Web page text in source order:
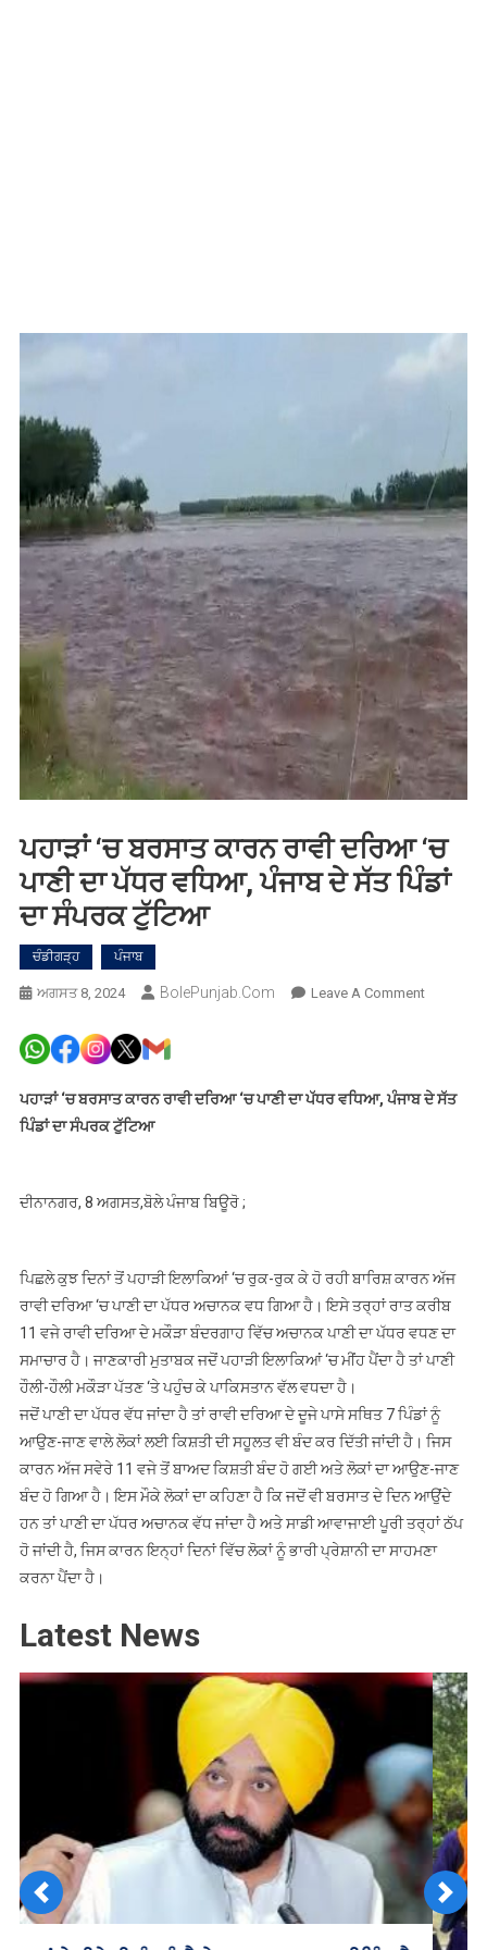
ਪਹਾੜਾਂ ‘ਚ ਬਰਸਾਤ ਕਾਰਨ ਰਾਵੀ ਦਰਿਆ ‘ਚ
ਪਾਣੀ ਦਾ ਪੱਧਰ ਵਧਿਆ, ਪੰਜਾਬ ਦੇ ਸੱਤ ਪਿੰਡਾਂ
ਦਾ ਸੰਪਰਕ ਟੁੱਟਿਆ
ਚੰਡੀਗੜ੍ਹ ਪੰਜਾਬ
ਅਗਸਤ 8, 2024 BolePunjab.com Leave A CommentOn
ਕਾਰਨ
ਵਧਿਆ,
ਸੱਤ
ਪਿੰਡਾਂ
ਸੰਪਰਕ
ਟੁੱਟਿਆ
ਪਹਾੜਾਂ ‘ਚ ਬਰਸਾਤ ਕਾਰਨ ਰਾਵੀ ਦਰਿਆ ‘ਚ ਪਾਣੀ ਦਾ ਪੱਧਰ ਵਧਿਆ, ਪੰਜਾਬ ਦੇ ਸੱਤ
ਪਿੰਡਾਂ ਦਾ ਸੰਪਰਕ ਟੁੱਟਿਆ
ਦੀਨਾਨਗਰ, 8 ਅਗਸਤ,ਬੋਲੇ ਪੰਜਾਬ ਬਿਊਰੋ ;
ਪਿਛਲੇ ਕੁਝ ਦਿਨਾਂ ਤੋਂ ਪਹਾੜੀ ਇਲਾਕਿਆਂ ‘ਚ ਰੁਕ-ਰੁਕ ਕੇ ਹੋ ਰਹੀ ਬਾਰਿਸ਼ ਕਾਰਨ ਅੱਜ
ਰਾਵੀ ਦਰਿਆ ‘ਚ ਪਾਣੀ ਦਾ ਪੱਧਰ ਅਚਾਨਕ ਵਧ ਗਿਆ ਹੈ। ਇਸੇ ਤਰ੍ਹਾਂ ਰਾਤ ਕਰੀਬ
11 ਵਜੇ ਰਾਵੀ ਦਰਿਆ ਦੇ ਮਕੌੜਾ ਬੰਦਰਗਾਹ ਵਿੱਚ ਅਚਾਨਕ ਪਾਣੀ ਦਾ ਪੱਧਰ ਵਧਣ ਦਾ
ਸਮਾਚਾਰ ਹੈ। ਜਾਣਕਾਰੀ ਮੁਤਾਬਕ ਜਦੋਂ ਪਹਾੜੀ ਇਲਾਕਿਆਂ ‘ਚ ਮੀਂਹ ਪੈਂਦਾ ਹੈ ਤਾਂ ਪਾਣੀ
ਹੌਲੀ-ਹੌਲੀ ਮਕੌੜਾ ਪੱਤਣ ‘ਤੇ ਪਹੁੰਚ ਕੇ ਪਾਕਿਸਤਾਨ ਵੱਲ ਵਧਦਾ ਹੈ।
ਜਦੋਂ ਪਾਣੀ ਦਾ ਪੱਧਰ ਵੱਧ ਜਾਂਦਾ ਹੈ ਤਾਂ ਰਾਵੀ ਦਰਿਆ ਦੇ ਦੂਜੇ ਪਾਸੇ ਸਥਿਤ 7 ਪਿੰਡਾਂ ਨੂੰ
ਆਉਣ-ਜਾਣ ਵਾਲੇ ਲੋਕਾਂ ਲਈ ਕਿਸ਼ਤੀ ਦੀ ਸਹੂਲਤ ਵੀ ਬੰਦ ਕਰ ਦਿੱਤੀ ਜਾਂਦੀ ਹੈ। ਜਿਸ
ਕਾਰਨ ਅੱਜ ਸਵੇਰੇ 11 ਵਜੇ ਤੋਂ ਬਾਅਦ ਕਿਸ਼ਤੀ ਬੰਦ ਹੋ ਗਈ ਅਤੇ ਲੋਕਾਂ ਦਾ ਆਉਣ-ਜਾਣ
ਬੰਦ ਹੋ ਗਿਆ ਹੈ। ਇਸ ਮੌਕੇ ਲੋਕਾਂ ਦਾ ਕਹਿਣਾ ਹੈ ਕਿ ਜਦੋਂ ਵੀ ਬਰਸਾਤ ਦੇ ਦਿਨ ਆਉਂਦੇ
ਹਨ ਤਾਂ ਪਾਣੀ ਦਾ ਪੱਧਰ ਅਚਾਨਕ ਵੱਧ ਜਾਂਦਾ ਹੈ ਅਤੇ ਸਾਡੀ ਆਵਾਜਾਈ ਪੂਰੀ ਤਰ੍ਹਾਂ ਠੱਪ
ਹੋ ਜਾਂਦੀ ਹੈ, ਜਿਸ ਕਾਰਨ ਇਨ੍ਹਾਂ ਦਿਨਾਂ ਵਿੱਚ ਲੋਕਾਂ ਨੂੰ ਭਾਰੀ ਪ੍ਰੇਸ਼ਾਨੀ ਦਾ ਸਾਹਮਣਾ
ਕਰਨਾ ਪੈਂਦਾ ਹੈ।
Latest News
Previous Next